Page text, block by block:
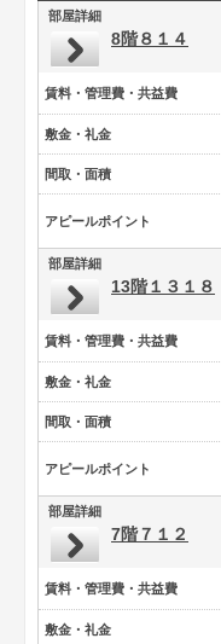
部屋詳細
8階８１４
賃料・管理費・共益費
敷金・礼金
間取・面積
アピールポイント
部屋詳細
13階１３１８
賃料・管理費・共益費
敷金・礼金
間取・面積
アピールポイント
部屋詳細
7階７１２
賃料・管理費・共益費
敷金・礼金